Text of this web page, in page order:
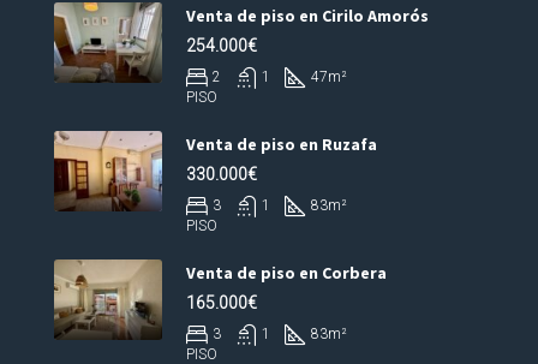
Venta de piso en Cirilo Amorós
254.000€
2 1 47m²
PISO
Venta de piso en Ruzafa
330.000€
3 1 83m²
PISO
Venta de piso en Corbera
165.000€
3 1 83m²
PISO